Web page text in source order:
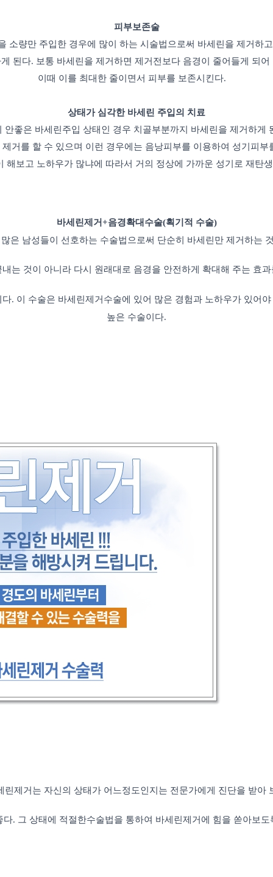
피부보존술
소량만 주입한 경우에 많이 하는 시술법으로써 바세린을 제거하
된다. 보통 바세린을 제거하면 제거전보다 음경이 줄어들게 되어
이때 이를 최대한 줄이면서 피부를 보존시킨다.
상태가 심각한 바세린 주입의 치료
안좋은 바세린주입 상태인 경우 치골부분까지 바세린을 제거하게
거를 할 수 있으며 이런 경우에는 음낭피부를 이용하여 성기피부
해보고 노하우가 많냐에 따라서 거의 정상에 가까운 성기로 재탄
바세린제거+음경확대수술(획기적 수술)
은 남성들이 선호하는 수술법으로써 단순히 바세린 만 제거하는
내는 것이 아니라 다시 원래대로 음경을 안전하게 확대해 주는 효과
. 이 수술은 바세린제거수술에 있어 많은 경험과 노하우가 있어
높은 수술이다.
린제거는 자신의 상태가 어느정도인지는 전문가에게 진단을 받아
다. 그 상태에 적절한수술법을 통하여 바세린제거에 힘을 쏟아보도